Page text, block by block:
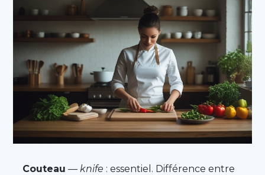
Couteau —knife : essentiel. Différence entre